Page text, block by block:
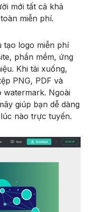
mới tất cả khả
miễn phí.
tạo logo miễn phí
phần mềm, ứng
Khi tải xuống,
PNG, PDF và
watermark. Ngoài
giúp bạn dễ dàng
nào trực tuyến.